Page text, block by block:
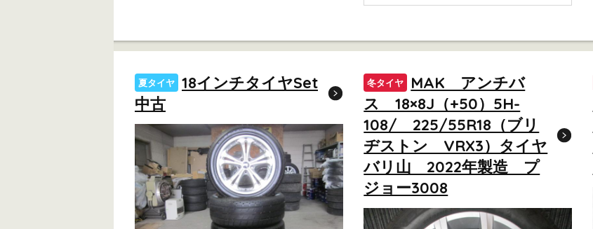
夏タイヤ
18インチタイヤSet
中古
冬タイヤ
MAK アンチバ
ス 18×8J（+50）5H-
108/ 225/55R18（ブリ
ヂストン VRX3）タイヤ
バリ山 2022年製造 プ
ジョー3008